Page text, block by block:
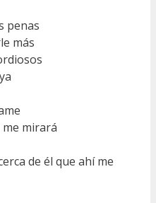
penas
más
mirará
de él que ahí me